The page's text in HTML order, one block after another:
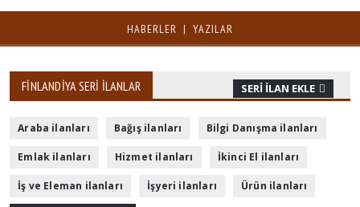
HABERLER | YAZILAR
FINLANDIYA SERI İLANLAR SERI İLAN EKLE
Araba ilanları Bağış ilanları Bilgi Danışma ilanları
Emlak ilanları Hizmet ilanları İkinci El ilanları
İş ve Eleman ilanları İşyeri ilanları Ürün ilanları